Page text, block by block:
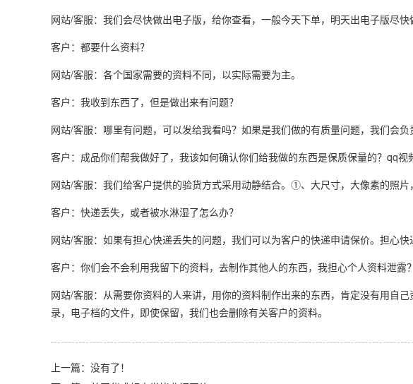
网站/客服：我们会尽快做出电子版，给你查看，一般今天下单，明天出电子版尽快
客户：都要什么资料？
网站/客服：各个国家需要的资料不同，以实际需要为主。
客户：我收到东西了，但是做出来有问题？
网站/客服：哪里有问题，可以发给我看吗？如果是我们做的有质量问题，我们会负
客户：成品你们帮我做好了，我该如何确认你们给我做的东西是保质保量的？qq视
网站/客服：我们给客户提供的验货方式采用动静结合。①、大尺寸，大像素的照
客户：快递丢失，或者被水淋湿了怎么办？
网站/客服：如果有担心快递丢失的问题，我们可以为客户的快递申请保价。担心
客户：你们会不会利用我留下的资料，去制作其他人的东西，我担心个人资料泄露？
网站/客服：从需要你资料的人来讲，用你的资料制作出来的东西，肯定没有用自
录，电子档的文件，即使保留，我们也会删除有关客户的资料。
上一篇：没有了！